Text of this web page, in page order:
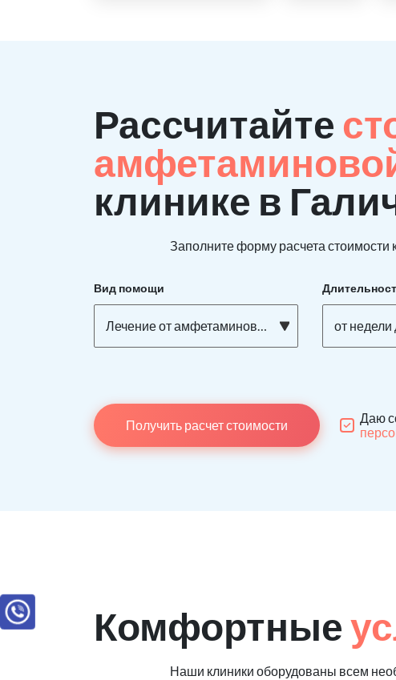
Рассчитайте
клинике в
Заполните форму расчета стоимости
Вид помощи
Лечение от амфетаминовой зависимости от
Получить расчет стоимости
Даю
Комфортные
Наши клиники оборудованы всем